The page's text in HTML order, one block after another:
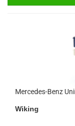
Mercedes-​​Benz
Wi­king